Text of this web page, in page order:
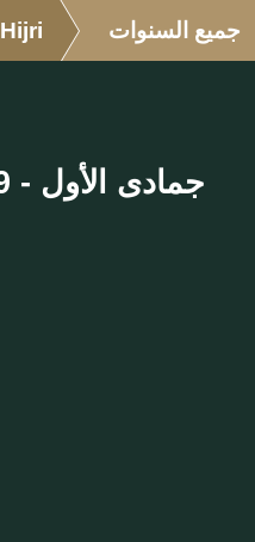
Hijri جميع السنوات
جمادى الأول - 879 الهجرية